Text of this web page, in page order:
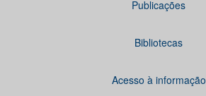
Publicações
Bibliotecas
Acesso à informação